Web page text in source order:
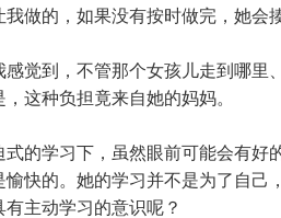
的，如果没有按时做完，她会揍
到，不管那个女孩儿走到哪里
这种负担竟来自她的妈妈。
学习下，虽然眼前可能会有好
愉快的。她的学习并不是为了自己
主动学习的意识呢？